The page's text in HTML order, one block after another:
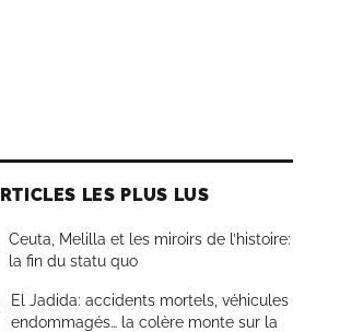
LES PLUS LUS
Ceuta, Melilla et les miroirs de l’histoire:
la fin du statu quo
El Jadida: accidents mortels, véhicules
endommagés… la colère monte sur la